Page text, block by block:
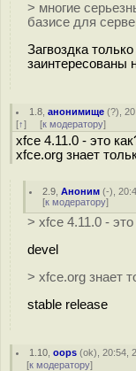
> многие
базисе для
Загвоздка
заинтересованы
1.8 ,анонимище (?),
[↑] [к модератору]
xfce 4.11.0 - это
xfce.org знает
2.9 ,Аноним (-),
[к модератору]
> xfce 4.11.0 - это
devel
> xfce.org знает
stable release
1.10 ,oops (ok), 20:54,
[к модератору]